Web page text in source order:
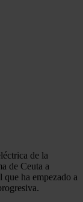
de la
de Ceuta a
que ha empezado a